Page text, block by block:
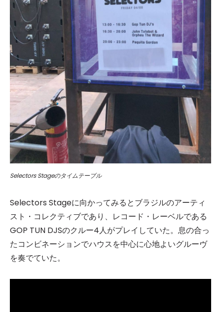
Selectors Stageのタイムテーブル
Selectors Stageに向かってみるとブラジルのアーティ
スト・コレクティブであり、レコード・レーベルである
GOP TUN DJSのクルー4人がプレイしていた。息の合っ
たコンビネーションでハウスを中心に心地よいグルーヴ
を奏でていた。